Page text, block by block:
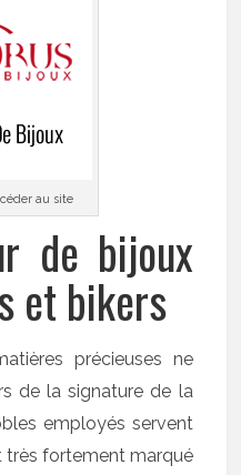
au site
de bijoux
et bikers
précieuses ne
de la signature de la
employés servent
très fortement marqué